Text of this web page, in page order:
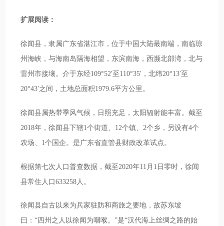
扩展阅读：
徐闻县，隶属广东省湛江市，位于中国大陆最南端，南临琼
州海峡，与海南岛隔海相望，东滨南海，西濒北部湾，北与
雷州市接壤。介于东经109°52′至110°35′，北纬20°13′至
20°43′之间，土地总面积1979.6平方公里。
徐闻县属热带季风气候，日照充足，太阳辐射能丰富。截至
2018年，徐闻县下辖1个街道、12个镇、2个乡，另设有4个
农场、1个国企。是广东省直管县财政改革试点。
根据第七次人口普查数据，截至2020年11月1日零时，徐闻
县常住人口633258人。
徐闻县自古以来为兵家驻防和商旅之要地，故苏东坡
曰：“四州之人以徐闻为咽喉。”是“汉代海上丝绸之路的始